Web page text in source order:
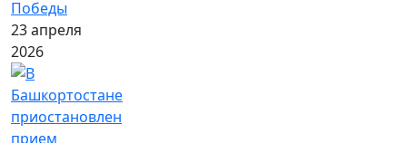
Победы
23 апреля
2026